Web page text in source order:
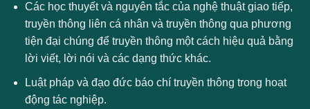
Các học thuyết và nguyên tắc của nghệ thuật giao tiếp,
truyền thông liên cá nhân và truyền thông qua phương
tiện đại chúng để truyền thông một cách hiệu quả bằng
lời viết, lời nói và các dạng thức khác.
Luật pháp và đạo đức báo chí truyền thông trong hoạt
động tác nghiệp.